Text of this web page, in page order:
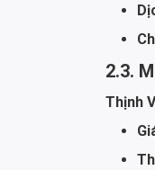
2.3.
Thịnh